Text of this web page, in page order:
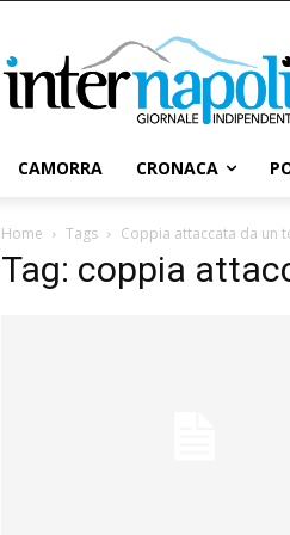
CAMORRA CRONACA
Home Tags Coppia attaccata da un
Tag: coppia